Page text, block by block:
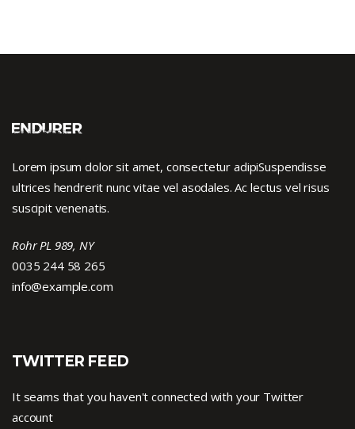
Lorem ipsum dolor sit amet, consectetur adipiSuspendisse
ultrices hendrerit nunc vitae vel asodales. Ac lectus vel risus
suscipit venenatis.
Rohr PL 989, NY
0035 244 58 265
info@example.com
TWITTER FEED
It seams that you haven't connected with your Twitter
account